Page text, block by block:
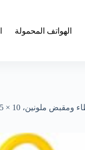
الهواتف المحمولة
– حاوية ادوات اضافية من ميسوكيج، (5 قطع مختلطة)